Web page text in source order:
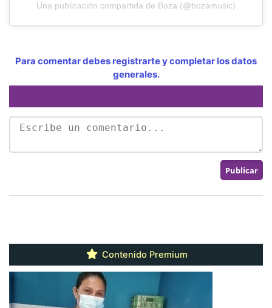
Una publicación compartida de Boza (@bozamusic)
Para comentar debes registrarte y completar los datos
generales.
Contenido Premium